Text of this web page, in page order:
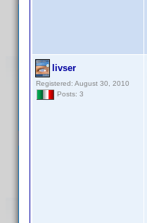
livser
Registered: August 30, 2010
Posts: 3